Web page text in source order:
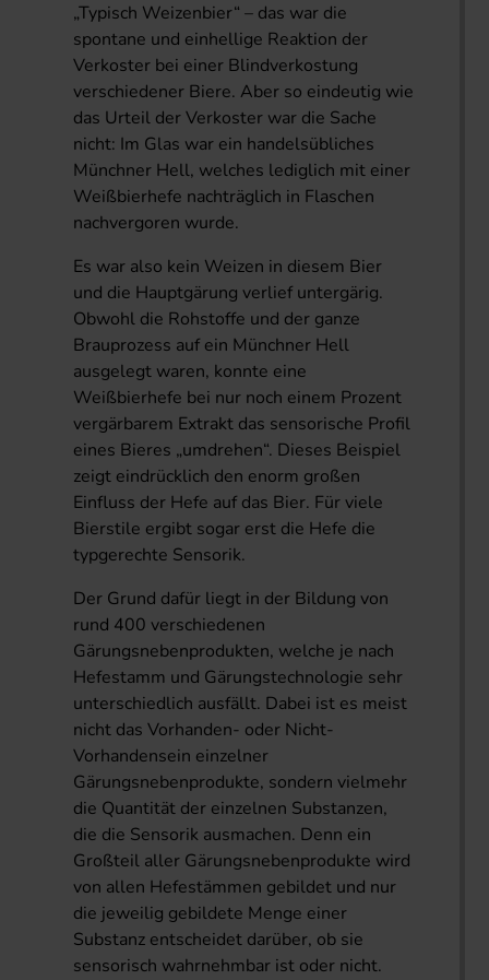
„Typisch Weizenbier“ – das war die
spontane und einhellige Reaktion der
Verkoster bei einer Blindverkostung
verschiedener Biere. Aber so eindeutig wie
das Urteil der Verkoster war die Sache
nicht: Im Glas war ein handelsübliches
Münchner Hell, welches lediglich mit einer
Weißbierhefe nachträglich in Flaschen
nachvergoren wurde.
Es war also kein Weizen in diesem Bier
und die Hauptgärung verlief untergärig.
Obwohl die Rohstoffe und der ganze
Brauprozess auf ein Münchner Hell
ausgelegt waren, konnte eine
Weißbierhefe bei nur noch einem Prozent
vergärbarem Extrakt das sensorische Profil
eines Bieres „umdrehen“. Dieses Beispiel
zeigt eindrücklich den enorm großen
Einfluss der Hefe auf das Bier. Für viele
Bierstile ergibt sogar erst die Hefe die
typgerechte Sensorik.
Der Grund dafür liegt in der Bildung von
rund 400 verschiedenen
Gärungsnebenprodukten, welche je nach
Hefestamm und Gärungstechnologie sehr
unterschiedlich ausfällt. Dabei ist es meist
nicht das Vorhanden- oder Nicht-
Vorhandensein einzelner
Gärungsnebenprodukte, sondern vielmehr
die Quantität der einzelnen Substanzen,
die die Sensorik ausmachen. Denn ein
Großteil aller Gärungsnebenprodukte wird
von allen Hefestämmen gebildet und nur
die jeweilig gebildete Menge einer
Substanz entscheidet darüber, ob sie
sensorisch wahrnehmbar ist oder nicht.